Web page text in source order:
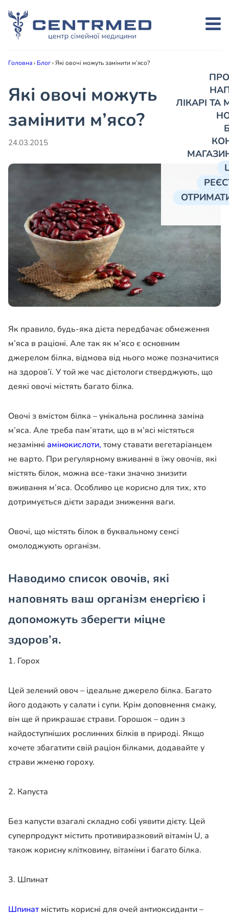
ЛІКАРІ
Головна› Блог›Які овочі можуть замінити м’ясо?
Які овочі можуть
замінити м’ясо?
24.03.2015
Як правило, будь-яка дієта передбачає обмеження
м’яса в раціоні. Але так як м’ясо є основним
джерелом білка, відмова від нього може позначитися
на здоров’ї. У той же час дієтологи стверджують, що
деякі овочі містять багато білка.
Овочі з вмістом білка – унікальна рослинна заміна
м’яса. Але треба пам’ятати, що в м’ясі містяться
незамінні амінокислоти, тому ставати вегетаріанцем
не варто. При регулярному вживанні в їжу овочів, які
містять білок, можна все-таки значно знизити
вживання м’яса. Особливо це корисно для тих, хто
дотримується дієти заради зниження ваги.
Овочі, що містять білок в буквальному сенсі
омолоджують організм.
Наводимо список овочів, які
наповнять ваш організм енергією і
допоможуть зберегти міцне
здоров’я.
1. Горох
Цей зелений овоч – ідеальне джерело білка. Багато
його додають у салати і супи. Крім доповнення смаку,
він ще й прикрашає страви. Горошок – один з
найдоступніших рослинних білків в природі. Якщо
хочете збагатити свій раціон білками, додавайте у
страви жменю гороху.
2. Капуста
Без капусти взагалі складно собі уявити дієту. Цей
суперпродукт містить противиразковий вітамін U, а
також корисну клітковину, вітаміни і багато білка.
3. Шпинат
Шпинатмістить корисні для очей антиоксиданти –